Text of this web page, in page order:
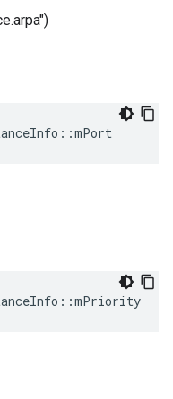
::mPort
::mPriority